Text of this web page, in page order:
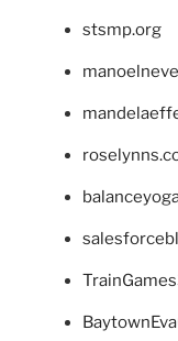
stsmp.org